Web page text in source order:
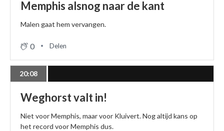
Memphis alsnog naar de kant
Malen gaat hem vervangen.
0 Delen
20:08
Weghorst valt in!
Niet voor Memphis, maar voor Kluivert. Nog altijd kans op
het record voor Memphis dus.